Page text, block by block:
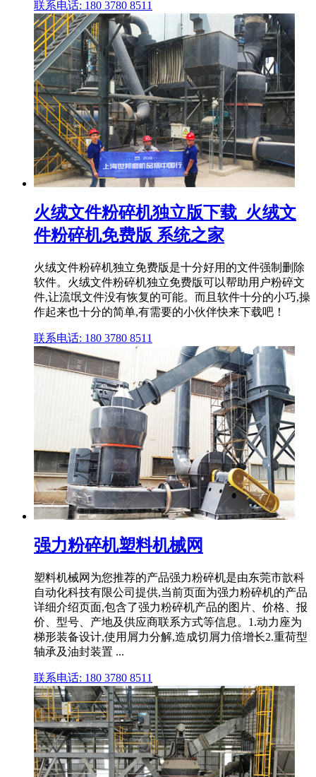
联系电话: 180 3780 8511
火绒文件粉碎机独立版下载_火绒文
件粉碎机免费版 系统之家
火绒文件粉碎机独立免费版是十分好用的文件强制删除
软件。火绒文件粉碎机独立免费版可以帮助用户粉碎文
件,让流氓文件没有恢复的可能。而且软件十分的小巧,操
作起来也十分的简单,有需要的小伙伴快来下载吧！
联系电话: 180 3780 8511
强力粉碎机塑料机械网
塑料机械网为您推荐的产品强力粉碎机是由东莞市歆科
自动化科技有限公司提供,当前页面为强力粉碎机的产品
详细介绍页面,包含了强力粉碎机产品的图片、价格、报
价、型号、产地及供应商联系方式等信息。1.动力座为
梯形装备设计,使用屑力分解,造成切屑力倍增长2.重荷型
轴承及油封装置 ...
联系电话: 180 3780 8511